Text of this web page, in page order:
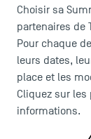
Choisir sa
partenaires de
Pour chaque
leurs dates,
place et les
Cliquez sur
informations.